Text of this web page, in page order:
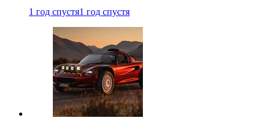
1 год спустя1 год спустя